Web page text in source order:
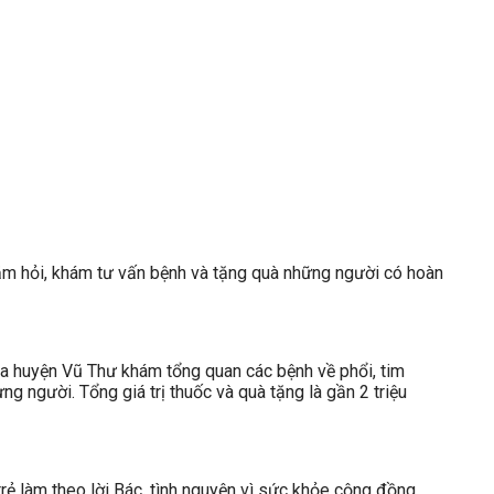
hỏi, khám tư vấn bệnh và tặng quà những người có hoàn
Vũ Thư khám tổng quan các bệnh về phổi, tim
người. Tổng giá trị thuốc và quà tặng là gần 2 triệu